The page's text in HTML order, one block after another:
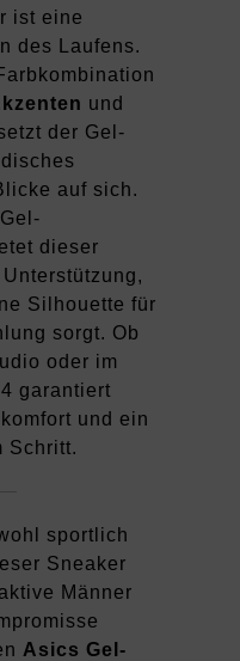
ist eine
des Laufens.
und
der Gel-
auf sich.
dieser
Silhouette für
sorgt. Ob
oder im
garantiert
und ein
Schritt.
sportlich
Sneaker
Männer
Asics Gel-